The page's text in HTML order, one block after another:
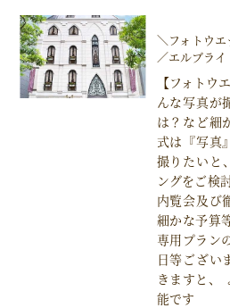
＼フォトウ
／エルブラ
【フォトウ
んな写真が
は？など細
式は『写真
撮りたいと
ングをご検
内覧会及び
細かな予算
専用プラン
日等ござい
きますと、
能です